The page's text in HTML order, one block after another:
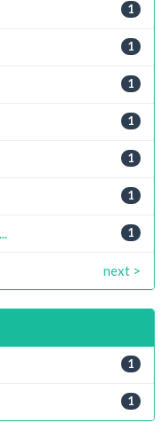
1
1
1
1
1
1
1
next >
1
1